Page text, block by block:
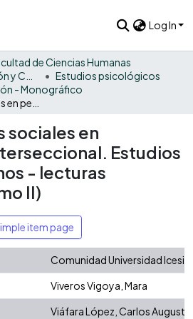
Log In
de Ciencias Humanas
Estudios psicológicos
- Monográfico
sociales en
Estudios
- lecturas
II)
item page
Comunidad Universidad Icesi
Viveros Vigoya, Mara
Viáfara López, Carlos Augusto